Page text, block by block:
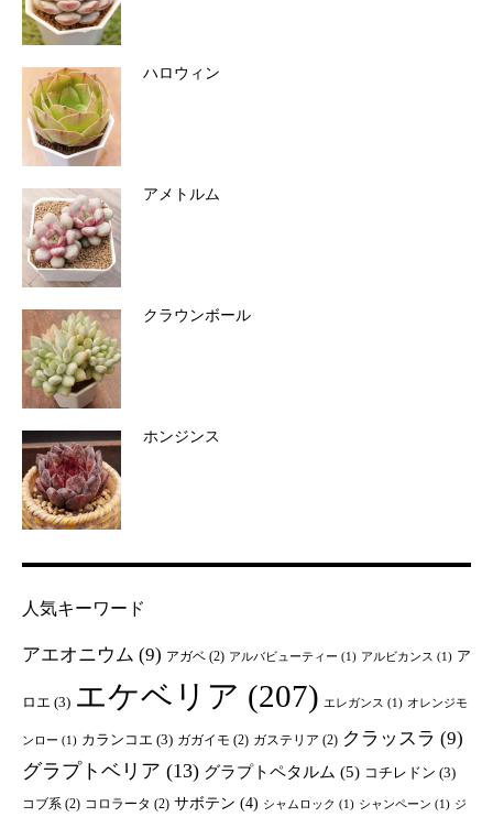
ハロウィン
アメトルム
クラウンボール
ホンジンス
人気キーワード
アエオニウム (9) アガベ (2) アルバビューティー (1) アルビカンス (1) ア
ロエ (3) エケベリア (207) エレガンス (1) オレンジモ
ンロー (1) カランコエ (3) ガガイモ (2) ガステリア (2) クラッスラ (9)
グラプトベリア (13) グラプトペタルム (5) コチレドン (3)
コブ系 (2) コロラータ (2) サボテン (4) シャムロック (1) シャンペーン (1) ジ